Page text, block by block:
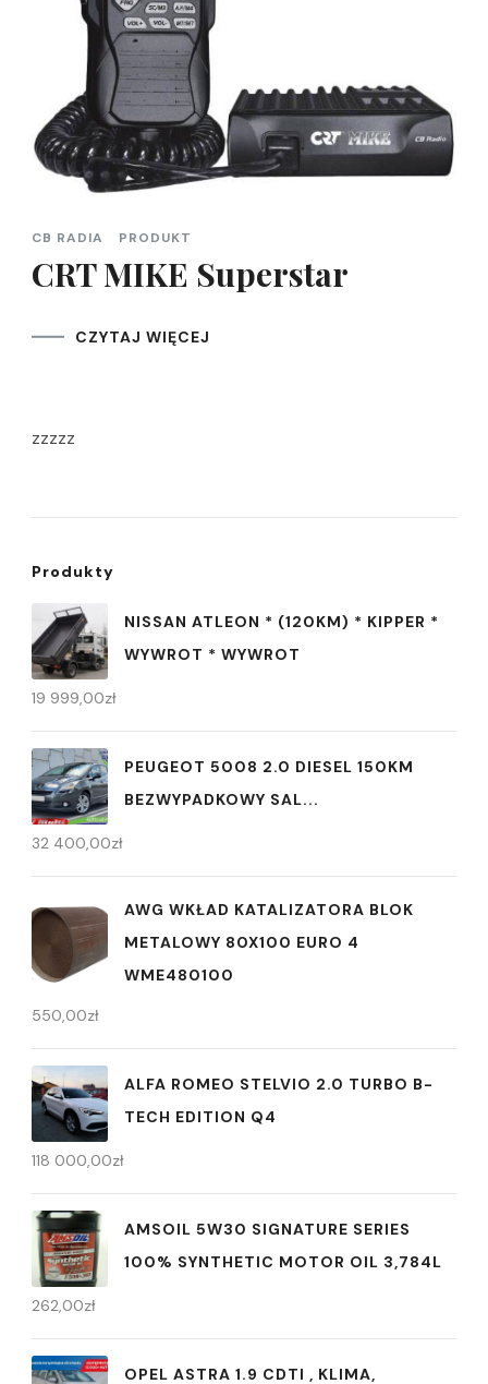
CB RADIA PRODUKT
CRT MIKE Superstar
CZYTAJ WIĘCEJ
zzzzz
Produkty
NISSAN ATLEON * (120KM) * KIPPER *
WYWROT * WYWROT
19 999,00zł
PEUGEOT 5008 2.0 DIESEL 150KM
BEZWYPADKOWY SAL...
32 400,00zł
AWG WKŁAD KATALIZATORA BLOK
METALOWY 80X100 EURO 4
WME480100
550,00zł
ALFA ROMEO STELVIO 2.0 TURBO B-
TECH EDITION Q4
118 000,00zł
AMSOIL 5W30 SIGNATURE SERIES
100% SYNTHETIC MOTOR OIL 3,784L
262,00zł
OPEL ASTRA 1.9 CDTI , KLIMA,